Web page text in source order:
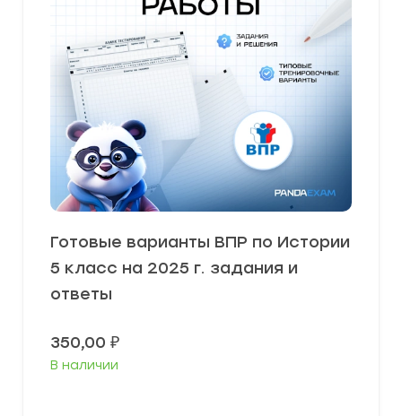
Готовые варианты ВПР по Истории
5 класс на 2025 г. задания и
ответы
350,00 ₽
В наличии